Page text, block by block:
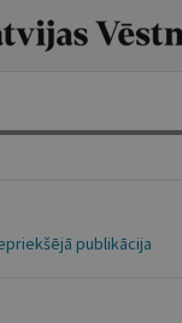
publikācija